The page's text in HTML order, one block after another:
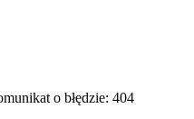
o błędzie: 404